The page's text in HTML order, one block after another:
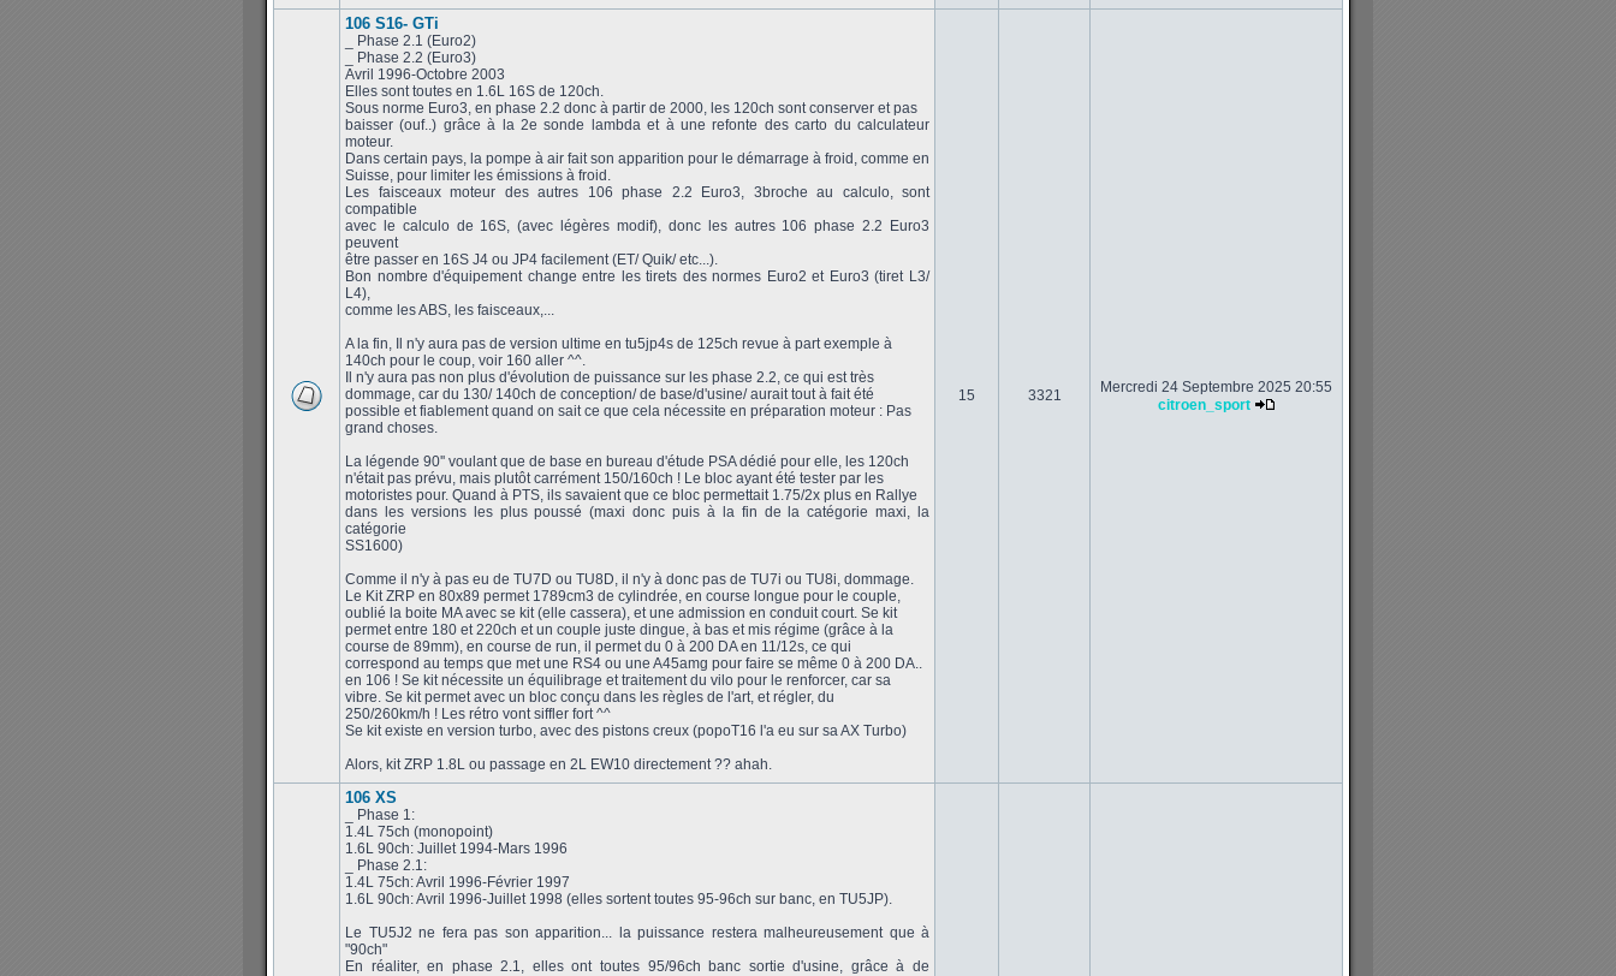
106 S16- GTi
_ Phase 2.1 (Euro2)
_ Phase 2.2 (Euro3)
Avril 1996-Octobre 2003
Elles sont toutes en 1.6L 16S de 120ch.
Sous norme Euro3, en phase 2.2 donc à partir de 2000, les 120ch sont conserver et pas
baisser (ouf..) grâce à la 2e sonde lambda et à une refonte des carto du calculateur
moteur.
Dans certain pays, la pompe à air fait son apparition pour le démarrage à froid, comme en
Suisse, pour limiter les émissions à froid.
Les faisceaux moteur des autres 106 phase 2.2 Euro3, 3broche au calculo, sont
compatible
avec le calculo de 16S, (avec légères modif), donc les autres 106 phase 2.2 Euro3
peuvent
être passer en 16S J4 ou JP4 facilement (ET/ Quik/ etc...).
Bon nombre d'équipement change entre les tirets des normes Euro2 et Euro3 (tiret L3/
L4),
comme les ABS, les faisceaux,...
A la fin, Il n'y aura pas de version ultime en tu5jp4s de 125ch revue à part exemple à
140ch pour le coup, voir 160 aller ^^.
Il n'y aura pas non plus d'évolution de puissance sur les phase 2.2, ce qui est très
dommage, car du 130/ 140ch de conception/ de base/d'usine/ aurait tout à fait été
possible et fiablement quand on sait ce que cela nécessite en préparation moteur : Pas
grand choses.
La légende 90'' voulant que de base en bureau d'étude PSA dédié pour elle, les 120ch
n'était pas prévu, mais plutôt carrément 150/160ch ! Le bloc ayant été tester par les
motoristes pour. Quand à PTS, ils savaient que ce bloc permettait 1.75/2x plus en Rallye
dans les versions les plus poussé (maxi donc puis à la fin de la catégorie maxi, la
catégorie
SS1600)
Comme il n'y à pas eu de TU7D ou TU8D, il n'y à donc pas de TU7i ou TU8i, dommage.
Le Kit ZRP en 80x89 permet 1789cm3 de cylindrée, en course longue pour le couple,
oublié la boite MA avec se kit (elle cassera), et une admission en conduit court. Se kit
permet entre 180 et 220ch et un couple juste dingue, à bas et mis régime (grâce à la
course de 89mm), en course de run, il permet du 0 à 200 DA en 11/12s, ce qui
correspond au temps que met une RS4 ou une A45amg pour faire se même 0 à 200 DA..
en 106 ! Se kit nécessite un équilibrage et traitement du vilo pour le renforcer, car sa
vibre. Se kit permet avec un bloc conçu dans les règles de l'art, et régler, du
250/260km/h ! Les rétro vont siffler fort ^^
Se kit existe en version turbo, avec des pistons creux (popoT16 l'a eu sur sa AX Turbo)
Alors, kit ZRP 1.8L ou passage en 2L EW10 directement ?? ahah.
15 3321
Mercredi 24 Septembre 2025 20:55
citroen_sport
106 XS
_ Phase 1:
1.4L 75ch (monopoint)
1.6L 90ch: Juillet 1994-Mars 1996
_ Phase 2.1:
1.4L 75ch: Avril 1996-Février 1997
1.6L 90ch: Avril 1996-Juillet 1998 (elles sortent toutes 95-96ch sur banc, en TU5JP).
Le TU5J2 ne fera pas son apparition... la puissance restera malheureusement que à
"90ch"
En réaliter, en phase 2.1, elles ont toutes 95/96ch banc sortie d'usine, grâce à de